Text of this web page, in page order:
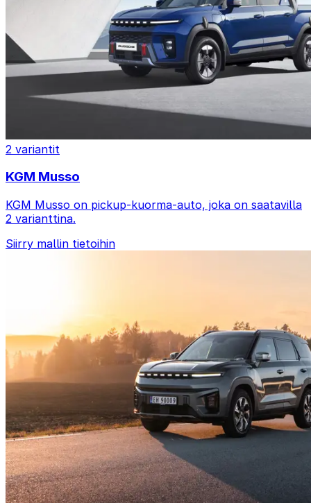
2 variantit
KGM Musso
KGM Musso on pickup-kuorma-auto, joka on saatavilla
2 varianttina.
Siirry mallin tietoihin